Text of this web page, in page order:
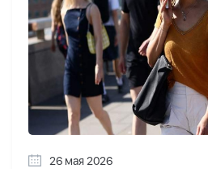
26 мая 2026